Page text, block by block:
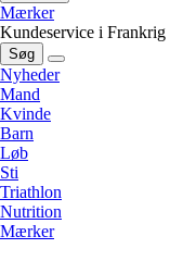
Mærker
Kundeservice i Frankrig
Søg
Nyheder
Mand
Kvinde
Barn
Løb
Sti
Triathlon
Nutrition
Mærker